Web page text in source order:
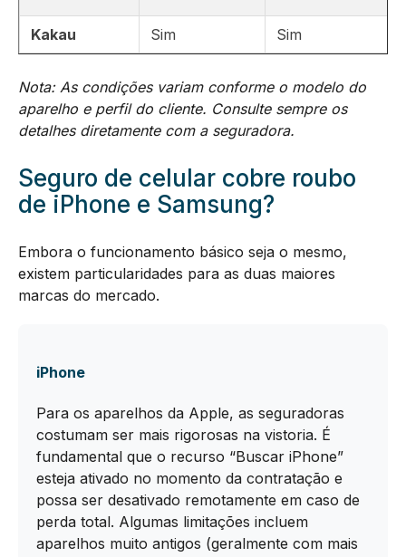
Kakau Sim Sim
Nota: As condições variam conforme o modelo do
aparelho e perfil do cliente. Consulte sempre os
detalhes diretamente com a seguradora.
Seguro de celular cobre roubo
de iPhone e Samsung?
Embora o funcionamento básico seja o mesmo,
existem particularidades para as duas maiores
marcas do mercado.
iPhone
Para os aparelhos da Apple, as seguradoras
costumam ser mais rigorosas na vistoria. É
fundamental que o recurso “Buscar iPhone”
esteja ativado no momento da contratação e
possa ser desativado remotamente em caso de
perda total. Algumas limitações incluem
aparelhos muito antigos (geralmente com mais